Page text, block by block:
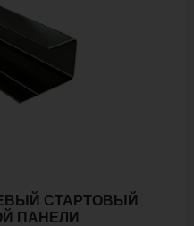
СТАРТОВЫЙ
ПАНЕЛИ